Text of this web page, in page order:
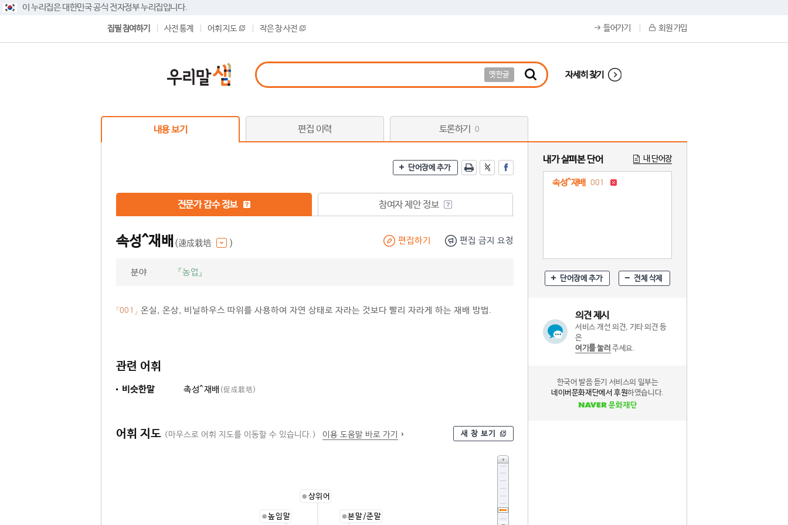
이 누리집은 대한민국 공식 전자정부 누리집입니다.
집필 참여하기 사전 통계 어휘 지도 작은 창 사전 들어가기 회원 가입
옛한글 자세히 찾기
내용 보기 편집 이력 토론하기 0
단어장에 추가
전문가 감수 정보 참여자 제안 정보
속성^재배 (速成栽培 ) 편집하기 편집 금지 요청
분야 『농업』
「001」 온실, 온상, 비닐하우스 따위를 사용하여 자연 상태로 자라는 것보다 빨리 자라게 하는 재배 방법.
관련 어휘
비슷한말 촉성^재배 (促成栽培)
어휘 지도 (마우스로 어휘 지도를 이동할 수 있습니다.) 이용 도움말 바로 가기 새 창 보기
상위어
본말/준말
높임말
내가 살펴본 단어 내 단어장
속성^재배 001
단어장에 추가 전체 삭제
의견 제시
서비스 개선 의견, 기타 의견 등
은
여기를 눌러 주세요.
한국어 발음 듣기 서비스의 일부는
네이버문화재단에서 후원하였습니다.